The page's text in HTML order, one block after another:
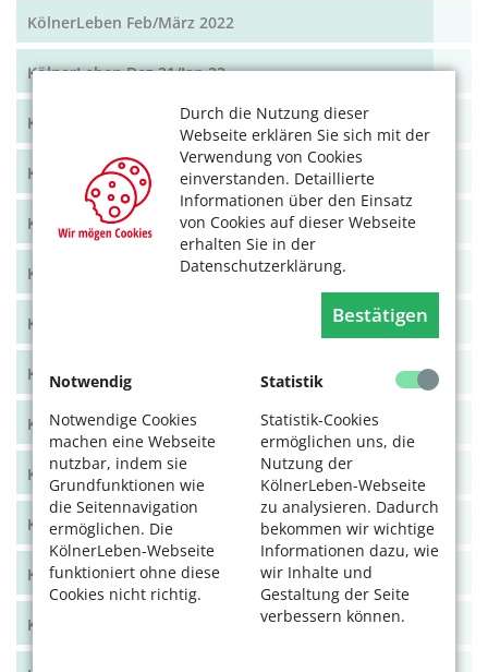
Durch die Nutzung dieser
Webseite erklären Sie sich mit der
Verwendung von Cookies
einverstanden. Detaillierte
Informationen über den Einsatz
von Cookies auf dieser Webseite
erhalten Sie in der
Datenschutzerklärung.
Bestätigen
Notwendig
Notwendige Cookies
machen eine Webseite
nutzbar, indem sie
Grundfunktionen wie
die Seitennavigation
ermöglichen. Die
KölnerLeben-Webseite
funktioniert ohne diese
Cookies nicht richtig.
Statistik
Statistik-Cookies
ermöglichen uns, die
Nutzung der
KölnerLeben-Webseite
zu analysieren. Dadurch
bekommen wir wichtige
Informationen dazu, wie
wir Inhalte und
Gestaltung der Seite
verbessern können.
KölnerLeben Feb/März 2022
KölnerLeben Dez 21/Jan 22
KölnerLeben Okt/Nov 2021
KölnerLeben Aug/Sept 2021
KölnerLeben Juni/Juli 2021
KölnerLeben April/Mai 2021
KölnerLeben Feb/März 2021
KölnerLeben Dez 20/Jan 21
KölnerLeben Okt/Nov 2020
KölnerLeben Aug/Sept 2020
KölnerLeben Juni/Juli 2020
KölnerLeben April/Mai 2020
KölnerLeben Feb/März 2020